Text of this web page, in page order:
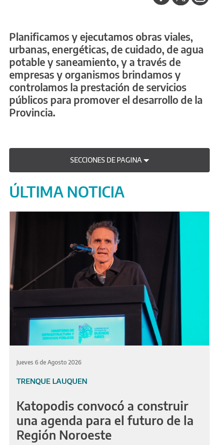
Planificamos y ejecutamos obras viales,
urbanas, energéticas, de cuidado, de agua
potable y saneamiento, y a través de
empresas y organismos brindamos y
controlamos la prestación de servicios
públicos para promover el desarrollo de la
Provincia.
SECCIONES DE PAGINA
ÚLTIMA NOTICIA
Jueves 6 de Agosto 2026
TRENQUE LAUQUEN
Katopodis convocó a construir
una agenda para el futuro de la
Región Noroeste